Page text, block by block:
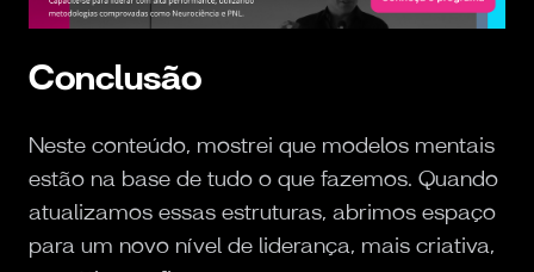
Conclusão
Neste conteúdo, mostrei que modelos mentais
estão na base de tudo o que fazemos. Quando
atualizamos essas estruturas, abrimos espaço
para um novo nível de liderança, mais criativa,